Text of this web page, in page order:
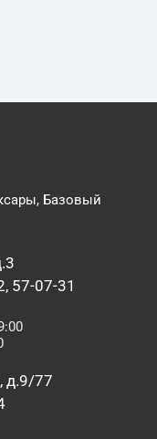
Базовый
57-07-31
д.9/77